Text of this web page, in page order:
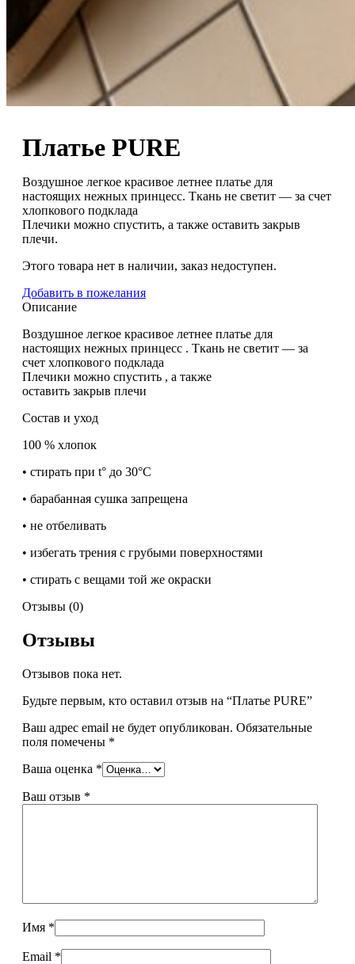
Платье PURE
Воздушное легкое красивое летнее платье для
настоящих нежных принцесс. Ткань не светит — за счет
хлопкового подклада
Плечики можно спустить, а также оставить закрыв
плечи.
Этого товара нет в наличии, заказ недоступен.
Добавить в пожелания
Описание
Воздушное легкое красивое летнее платье для
настоящих нежных принцесс . Ткань не светит — за
счет хлопкового подклада
Плечики можно спустить , а также
оставить закрыв плечи
Состав и уход
100 % хлопок
• стирать при t° до 30°C
• барабанная сушка запрещена
• не отбеливать
• избегать трения с грубыми поверхностями
• стирать с вещами той же окраски
Отзывы (0)
Отзывы
Отзывов пока нет.
Будьте первым, кто оставил отзыв на “Платье PURE”
Ваш адрес email не будет опубликован. Обязательные
поля помечены *
Ваша оценка *
Ваш отзыв *
Имя *
Email *